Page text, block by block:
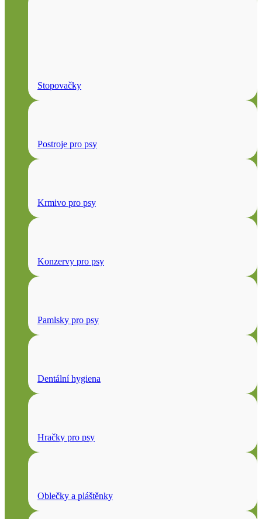
Stopovačky
Postroje pro psy
Krmivo pro psy
Konzervy pro psy
Pamlsky pro psy
Dentální hygiena
Hračky pro psy
Oblečky a pláštěnky